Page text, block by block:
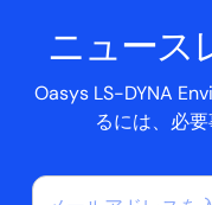
ニュース
Oasys LS-DYNA
るには、必